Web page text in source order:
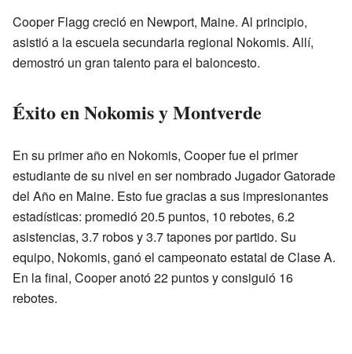
Cooper Flagg creció en Newport, Maine. Al principio,
asistió a la escuela secundaria regional Nokomis. Allí,
demostró un gran talento para el baloncesto.
Éxito en Nokomis y Montverde
En su primer año en Nokomis, Cooper fue el primer
estudiante de su nivel en ser nombrado Jugador Gatorade
del Año en Maine. Esto fue gracias a sus impresionantes
estadísticas: promedió 20.5 puntos, 10 rebotes, 6.2
asistencias, 3.7 robos y 3.7 tapones por partido. Su
equipo, Nokomis, ganó el campeonato estatal de Clase A.
En la final, Cooper anotó 22 puntos y consiguió 16
rebotes.